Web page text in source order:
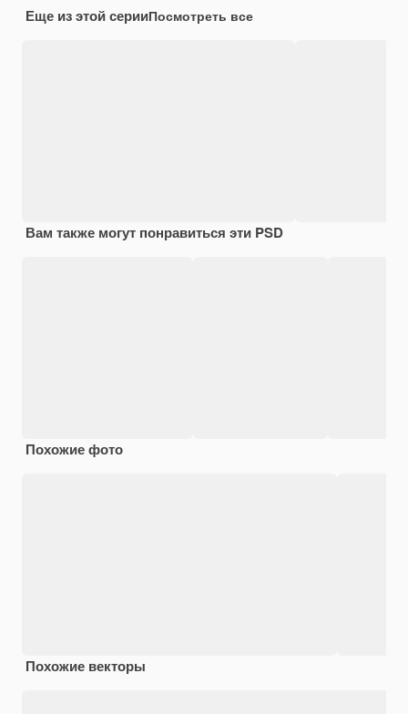
Еще из этой серииПосмотреть все
Вам также могут понравиться эти PSD
Похожие фото
Похожие векторы